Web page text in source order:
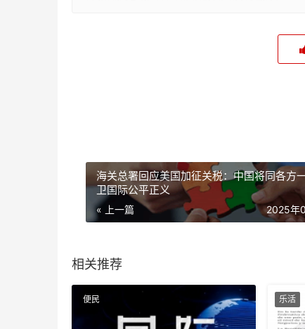
海关总署回应美国加征关税：中国将同各方
卫国际公平正义
« 上一篇 2025年
相关推荐
便民 乐活